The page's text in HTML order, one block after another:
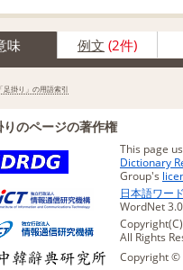
味 例文 (2件)
足掛り」の用語索引
りのページの著作権
This page
Dictionary
Group's
日本語ワー
WordNet
All Rights
Copyright ©